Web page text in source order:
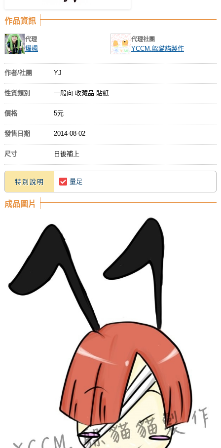
作品資訊
代理
燿楓
代理社團
YCCM.躲貓貓製作
作者/社團 YJ
性質類別 一般向 收藏品 貼紙
價格 5元
發售日期 2014-08-02
尺寸 日後補上
特別說明 量足
成品圖片